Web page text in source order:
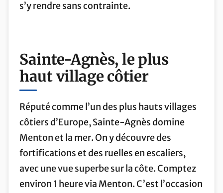
s’y rendre sans contrainte.
Sainte-Agnès, le plus
haut village côtier
Réputé comme l’un des plus hauts villages
côtiers d’Europe, Sainte-Agnès domine
Menton et la mer. On y découvre des
fortifications et des ruelles en escaliers,
avec une vue superbe sur la côte. Comptez
environ 1 heure via Menton. C’est l’occasion